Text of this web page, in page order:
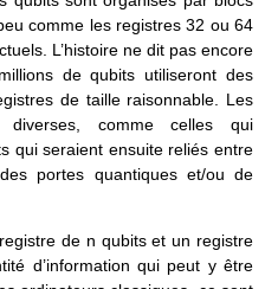
comme les registres 32 ou 64
L’histoire ne dit pas encore
de qubits utiliseront des
de taille raisonnable. Les
diverses, comme celles qui
qui seraient ensuite reliés entre
portes quantiques et/ou de
de n qubits et un registre
d’information qui peut y être